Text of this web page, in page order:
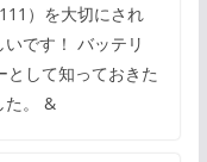
）を大切にされ
です！ バッテリ
として知っておきた
た。 &